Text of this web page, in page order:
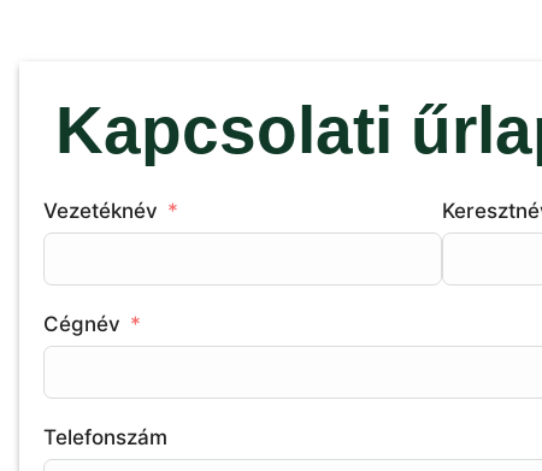
Kapcsolati
Vezetéknév
Cégnév
Telefonszám